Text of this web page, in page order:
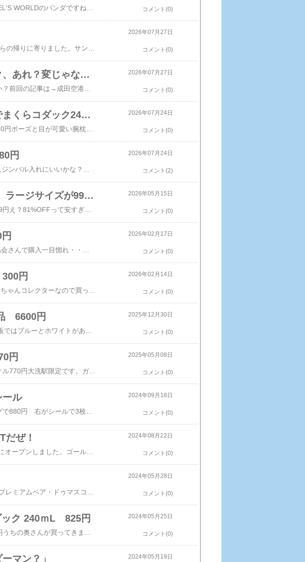
コメント(0)
2026年07月27日
コメント(0)
成田空港 ポケモンセンターで買ったコダック、あれ？変じゃない？ 2026年07月27日
コメント(0)
成田空港 ポケモンセンター もふもふ☆うでまくらコダック2420円
​​成田空港 ポケモンセンター もふもふ☆うでまくらコダック2420円ポーズと目が可愛い腕枕？アームレスト？可愛くて腕、置けない・・・。※画像などの無断使用転載禁止ポケットモンスター もふもふ うでまくら 【コダック】 ぬいぐるみ 468125 腕枕/ポケモン/アニメ/映画/ポケモンGO/グッズ/おもちゃ/エンスカイ/Pokemon GO/ギフト/プレゼント/雑貨/おもちゃ/クッション/ポケモン ユナイト/Pokemon UNITE楽天で購入
2026年07月24日
コメント(0)
円 2026年07月24日
コメント(2)
ドン・キホーテ 御徒町店 パディントンベア ラージサイズが999円
​​ドン・キホーテ 御徒町店 パディントンベア ラージサイズが999円え？81%OFFって安すぎでしょ？小さいのじゃないですよ、全長は約50cmのラージサイズです。上野動物園で食べるオヤツを買いにドンキに・・・。で、店頭でパディントンベア発見！衝撃の999円（税別）もう、速攻で買って一緒に上野動物園へ動物園のベンチで開封後※画像などの無断使用転載禁止【クーポン配信中】パディントン ベア 人形 コレクション クラシック パディントン ベアぬいぐるみ スーツケース付き 高さ40cm YOTTOY ヨットイ 楽天で購入
2026年05月15日
コメント(0)
2026年02月17日
コメント(0)
円 2026年02月14日
コメント(0)
6600円 2025年12月30日
コメント(0)
円
大洗駅で買ったお土産は・・・。サンリオキャラクターズミニタオル770円大洗駅限定です。ガルパングッズ買うと思ったでしょ？サンリオでした！※画像などの無断使用転載禁止サンリオキャラクターズ コラボ クリアペンポーチ価格：429円（税込、送料別) (2025/5/7時点)楽天で購入
2025年05月08日
コメント(0)
ル 2024年09月18日
コメント(0)
ぜ！
ポケモンストア 東京駅店 駅長ピカチュウGETだぜ！最近東京駅にオープンしました。ゴールドラッシュ？東京駅の駅長さん？可愛いぞ！制服が決まってるね！東京駅限定みたいです。羽田で買ったキャプテンピカチューと並べて置きます。※画像などの無断使用転載禁止【セール 20％OFF】子供用 ポケモン プリント2 キッズ 半袖 上下セット(ルームウェア パジャマ セット 男の子 女の子 キャラクター 部屋着 半袖 夏 春夏 子供 ジュニア ピカチュウ ニャオハ ホゲータ クワッス 110 130 150 プレゼント 親子 ペアルック 子ども 夏用楽天で購入
2024年08月22日
コメント(0)
2024年05月28日
コメント(0)
ック 240ｍL 825円 2024年05月25日
コメント(0)
マン？」 2024年05月19日